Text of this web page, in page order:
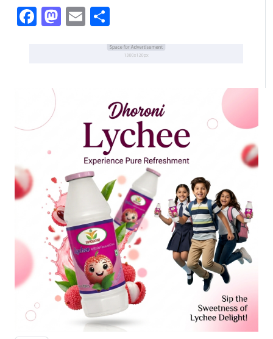
Facebook
Mastodon
Email